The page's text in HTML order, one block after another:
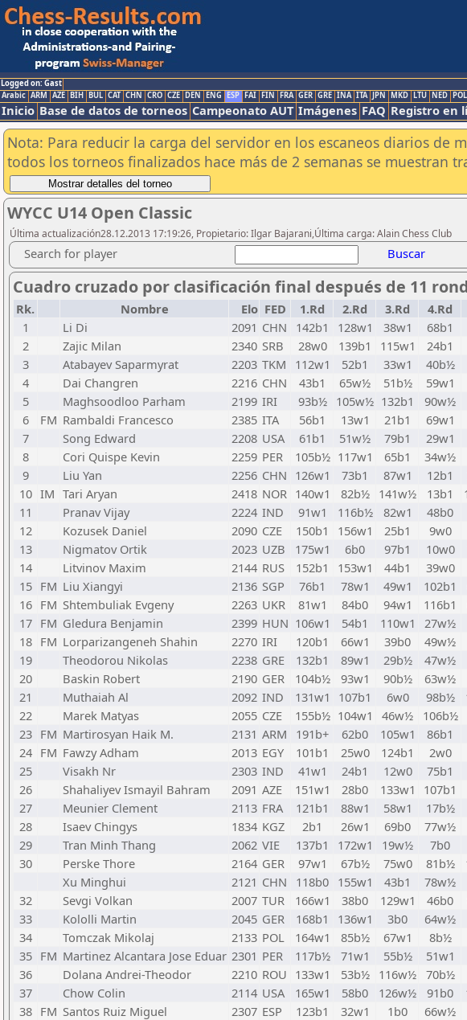
Logged on: Gast
Arabic ARM AZE BIH BUL CAT CHN CRO CZE DEN ENG ESP FAI FIN FRA GER GRE INA ITA JPN MKD LTU NED POL
Inicio Base de datos de torneos Campeonato AUT Imágenes FAQ Registro en
Nota: Para reducir la carga del servidor en los escaneos diarios de
todos los torneos finalizados hace más de 2 semanas se muestran
WYCC U14 Open Classic
Última actualización28.12.2013 17:19:26, Propietario: Ilgar Bajarani,Última carga: Alain Chess Club
Search for player Buscar
Cuadro cruzado por clasificación final después de 11
Rk. Nombre Elo FED 1.Rd 2.Rd 3.Rd 4.Rd
1
Li Di 2091 CHN 142b1 128w1 38w1 68b1
2
Zajic Milan 2340 SRB 28w0 139b1 115w1 24b1
3
Atabayev Saparmyrat 2203 TKM 112w1 52b1 33w1 40b½
4
Dai Changren 2216 CHN 43b1 65w½ 51b½ 59w1
5
Maghsoodloo Parham 2199 IRI 93b½ 105w½ 132b1 90w½
6
FM Rambaldi Francesco 2385 ITA 56b1 13w1 21b1 69w1
7
Song Edward 2208 USA 61b1 51w½ 79b1 29w1
8
Cori Quispe Kevin 2259 PER 105b½ 117w1 65b1 34w½
9
Liu Yan 2256 CHN 126w1 73b1 87w1 12b1
10 IM Tari Aryan 2418 NOR 140w1 82b½ 141w½ 13b1
11
Pranav Vijay 2224 IND 91w1 116b½ 82w1 48b0
12
Kozusek Daniel 2090 CZE 150b1 156w1 25b1 9w0
13
Nigmatov Ortik 2023 UZB 175w1 6b0 97b1 10w0
14
Litvinov Maxim 2144 RUS 152b1 153w1 44b1 39w0
15 FM Liu Xiangyi 2136 SGP 76b1 78w1 49w1 102b1
16 FM Shtembuliak Evgeny 2263 UKR 81w1 84b0 94w1 116b1
17 FM Gledura Benjamin 2399 HUN 106w1 54b1 110w1 27w½
18 FM Lorparizangeneh Shahin 2270 IRI 120b1 66w1 39b0 49w½
19
Theodorou Nikolas 2238 GRE 132b1 89w1 29b½ 47w½
20
Baskin Robert 2190 GER 104b½ 93w1 90b½ 63w½
21
Muthaiah Al 2092 IND 131w1 107b1 6w0 98b½
22
Marek Matyas 2055 CZE 155b½ 104w1 46w½ 106b½
23 FM Martirosyan Haik M. 2131 ARM 191b+ 62b0 105w1 86b1
24 FM Fawzy Adham 2013 EGY 101b1 25w0 124b1 2w0
25
Visakh Nr 2303 IND 41w1 24b1 12w0 75b1
26
Shahaliyev Ismayil Bahram 2091 AZE 151w1 28b0 133w1 107b1
27
Meunier Clement 2113 FRA 121b1 88w1 58w1 17b½
28
Isaev Chingys 1834 KGZ 2b1 26w1 69b0 77w½
29
Tran Minh Thang 2062 VIE 137b1 172w1 19w½ 7b0
30
Perske Thore 2164 GER 97w1 67b½ 75w0 81b½
Xu Minghui
2121 CHN 118b0 155w1 43b1 78w½
32
Sevgi Volkan 2007 TUR 166w1 38b0 129w1 46b0
33
Kololli Martin 2045 GER 168b1 136w1 3b0 64w½
34
Tomczak Mikolaj 2133 POL 164w1 85b½ 67w1 8b½
35 FM Martinez Alcantara Jose Eduar 2301 PER 117b½ 71w1 55b½ 51w1
36
Dolana Andrei-Theodor 2210 ROU 133w1 53b½ 116w½ 70b½
37
Chow Colin 2114 USA 165w1 58b0 126w½ 91b0
38 FM Santos Ruiz Miguel 2307 ESP 123b1 32w1 1b0 66w½